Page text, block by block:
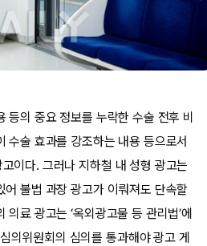
등의 중요 정보를 누락한 수술 전후 비
수술 효과를 강조하는 내용 등으로서
이다. 그러나 지하철 내 성형 광고는
어 불법 과장 광고가 이뤄져도 단속할
료 광고는 ‘옥외광고물 등 관리법’에
의위원회의 심의를 통과해야 광고 게